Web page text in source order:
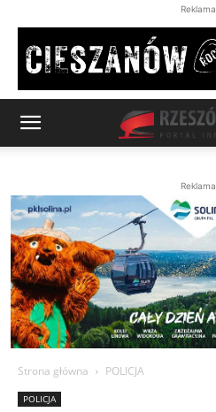
Reklama
Reklama
Strona główna POLICJA
POLICJA